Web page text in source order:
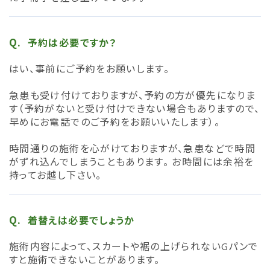
予約は必要ですか？
はい、事前にご予約をお願いします。
急患も受け付けておりますが、予約の方が優先になりま
す（予約がないと受け付けできない場合もありますので、
早めにお電話でのご予約をお願いいたします）。
時間通りの施術を心がけておりますが、急患などで時間
がずれ込んでしまうこともあります。 お時間には余裕を
持ってお越し下さい。
着替えは必要でしょうか
施術内容によって、スカートや裾の上げられないGパンで
すと施術できないことがあります。